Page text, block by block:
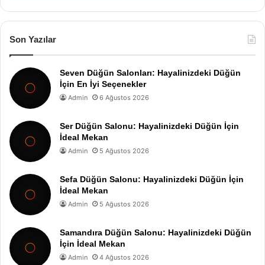
Son Yazılar
Seven Düğün Salonları: Hayalinizdeki Düğün
İçin En İyi Seçenekler
Admin 6 Ağustos 2026
Ser Düğün Salonu: Hayalinizdeki Düğün İçin
İdeal Mekan
Admin 5 Ağustos 2026
Sefa Düğün Salonu: Hayalinizdeki Düğün İçin
İdeal Mekan
Admin 5 Ağustos 2026
Samandıra Düğün Salonu: Hayalinizdeki Düğün
İçin İdeal Mekan
Admin 4 Ağustos 2026